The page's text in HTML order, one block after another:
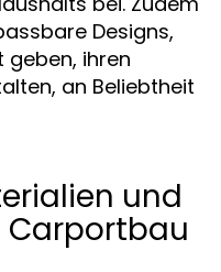
Designs,
geben, ihren
an Beliebtheit
und
Carportbau